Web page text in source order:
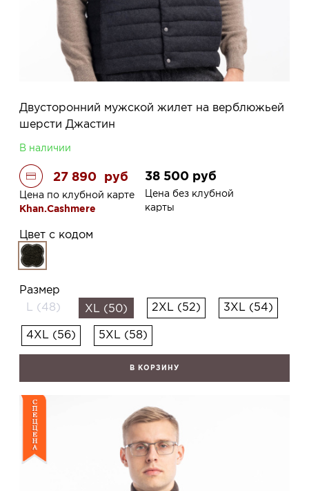
Двусторонний мужской жилет на верблюжьей
шерсти Джастин
В наличии
27 890 руб
Цена по клубной карте
Khan.Cashmere
38 500 руб
Цена без клубной
карты
Цвет с кодом
Размер
L (48)
XL (50) 2XL (52) 3XL (54)
4XL (56) 5XL (58)
В КОРЗИНУ